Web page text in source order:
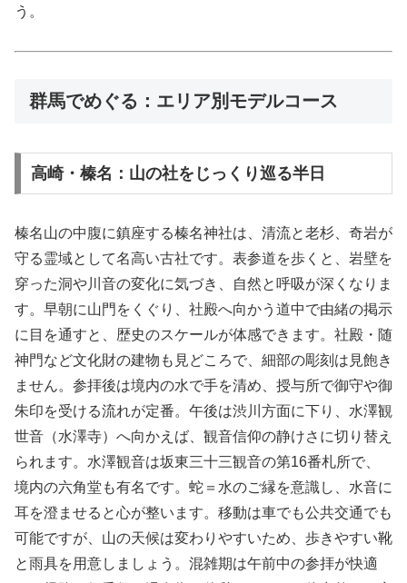
う。
群馬でめぐる：エリア別モデルコース
高崎・榛名：山の社をじっくり巡る半日
榛名山の中腹に鎮座する榛名神社は、清流と老杉、奇岩が
守る霊域として名高い古社です。表参道を歩くと、岩壁を
穿った洞や川音の変化に気づき、自然と呼吸が深くなりま
す。早朝に山門をくぐり、社殿へ向かう道中で由緒の掲示
に目を通すと、歴史のスケールが体感できます。社殿・随
神門など文化財の建物も見どころで、細部の彫刻は見飽き
ません。参拝後は境内の水で手を清め、授与所で御守や御
朱印を受ける流れが定番。午後は渋川方面に下り、水澤観
世音（水澤寺）へ向かえば、観音信仰の静けさに切り替え
られます。水澤観音は坂東三十三観音の第16番札所で、
境内の六角堂も有名です。蛇＝水のご縁を意識し、水音に
耳を澄ませると心が整います。移動は車でも公共交通でも
可能ですが、山の天候は変わりやすいため、歩きやすい靴
と雨具を用意しましょう。混雑期は午前中の参拝が快適